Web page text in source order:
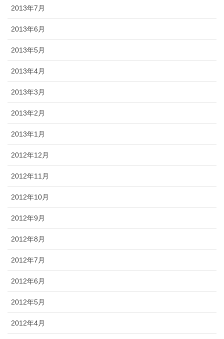
2013年7月
2013年6月
2013年5月
2013年4月
2013年3月
2013年2月
2013年1月
2012年12月
2012年11月
2012年10月
2012年9月
2012年8月
2012年7月
2012年6月
2012年5月
2012年4月